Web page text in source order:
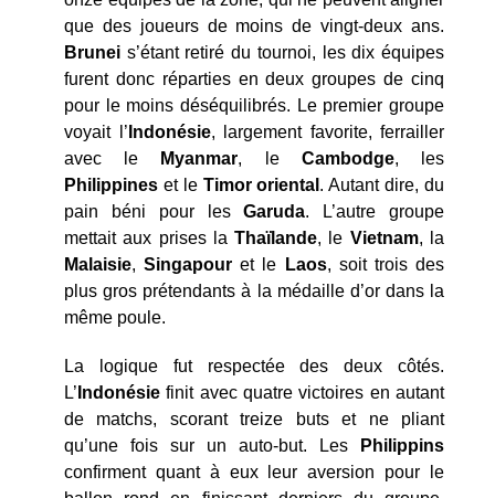
que des joueurs de moins de vingt-deux ans.
Brunei s’étant retiré du tournoi, les dix équipes
furent donc réparties en deux groupes de cinq
pour le moins déséquilibrés. Le premier groupe
voyait l’ Indonésie, largement favorite, ferrailler
avec le
Myanmar, le Cambodge, les
Philippines et le Timor oriental . Autant dire, du
pain béni pour lesGaruda. L’autre groupe
mettait aux prises laThaïlande, le Vietnam, la
Malaisie,Singapour et le Laos, soit trois des
plus gros prétendants à la médaille d’or dans la
même poule.
La logique fut respectée des deux côtés.
L’ Indonésie finit avec quatre victoires en autant
de matchs, scorant treize buts et ne pliant
qu’une fois sur un auto-but. Les
Philippins
confirment quant à eux leur aversion pour le